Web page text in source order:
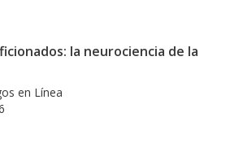
la neurociencia de la
en Línea